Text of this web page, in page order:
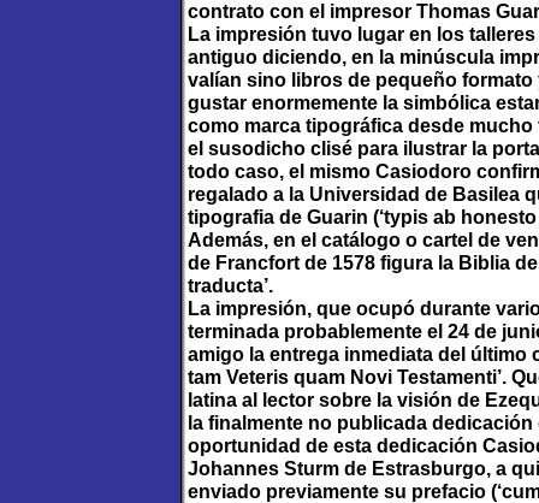
contrato con el impresor Thomas
La impresión tuvo lugar en los
antiguo diciendo, en la minúscula
valían sino libros de pequeño
gustar enormemente la simbólica
como marca tipográfica desde
el susodicho clisé para ilustrar la
todo caso, el mismo Casiodoro
regalado a la Universidad de Basilea
tipografia de Guarin (‘typis ab
Además, en el catálogo o cartel de
de Francfort de 1578 figura la Biblia
traducta’.
La impresión, que ocupó durante
terminada probablemente el 24 de
amigo la entrega inmediata del
tam Veteris quam Novi Testamenti’.
latina al lector sobre la visión de
la finalmente no publicada
oportunidad de esta dedicación
Johannes Sturm de Estrasburgo, a
enviado previamente su prefacio